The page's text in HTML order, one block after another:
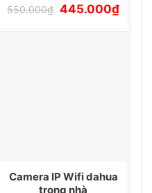
550.000₫ Giá
gốc
là:
445.000₫Giá
hiện
tại
Camera IP Wifi dahua
trong nhà